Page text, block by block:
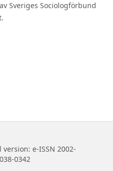
Sveriges Sociologförbund
version: e-ISSN 2002-
0342